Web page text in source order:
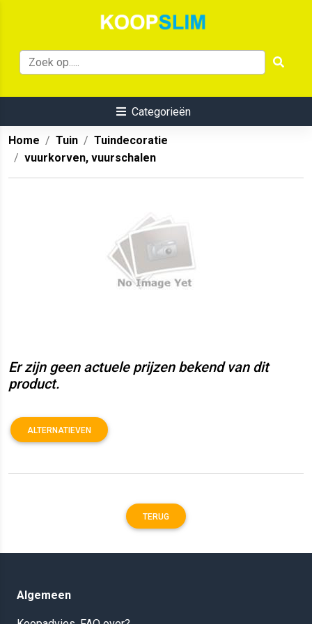
Categorieën
Home Tuin
Tuindecoratie
vuurkorven, vuurschalen
Er zijn geen actuele prijzen bekend van dit
product.
ALTERNATIEVEN
TERUG
Algemeen